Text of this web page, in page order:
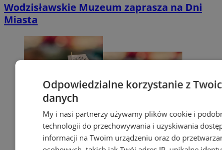
Wodzisławskie Muzeum zaprasza na Dni
Miasta
Odpowiedzialne korzystanie z
danych
My i nasi partnerzy używamy plików cookie i
technologii do przechowywania i uzyskiwania
informacji na Twoim urządzeniu oraz do